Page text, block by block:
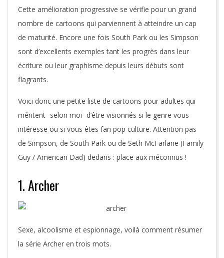
Cette amélioration progressive se vérifie pour un grand
nombre de cartoons qui parviennent à atteindre un cap
de maturité. Encore une fois South Park ou les Simpson
sont d’excellents exemples tant les progrès dans leur
écriture ou leur graphisme depuis leurs débuts sont
flagrants.
Voici donc une petite liste de cartoons pour adultes qui
méritent -selon moi- d’être visionnés si le genre vous
intéresse ou si vous êtes fan pop culture. Attention pas
de Simpson, de South Park ou de Seth McFarlane (Family
Guy / American Dad) dedans : place aux méconnus !
1. Archer
Sexe, alcoolisme et espionnage, voilà comment résumer
la série Archer en trois mots.